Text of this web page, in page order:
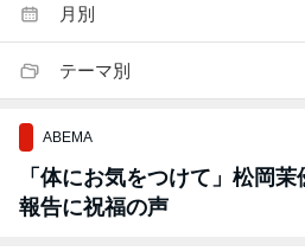
月別
テーマ別
ABEMA
「体にお気をつけて」松岡
報告に祝福の声